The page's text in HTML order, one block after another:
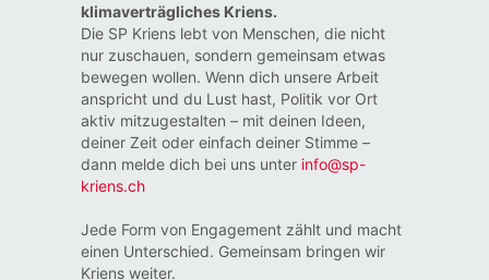
klimaverträgliches Kriens.
Die SP Kriens lebt von Menschen, die nicht
nur zuschauen, sondern gemeinsam etwas
bewegen wollen. Wenn dich unsere Arbeit
anspricht und du Lust hast, Politik vor Ort
aktiv mitzugestalten – mit deinen Ideen,
deiner Zeit oder einfach deiner Stimme –
dann melde dich bei uns unter info@sp-
kriens.ch
Jede Form von Engagement zählt und macht
einen Unterschied. Gemeinsam bringen wir
Kriens weiter.